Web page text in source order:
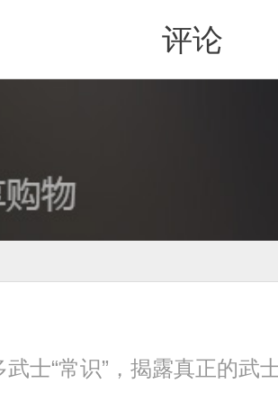
评论
士“常识”，揭露真正的武